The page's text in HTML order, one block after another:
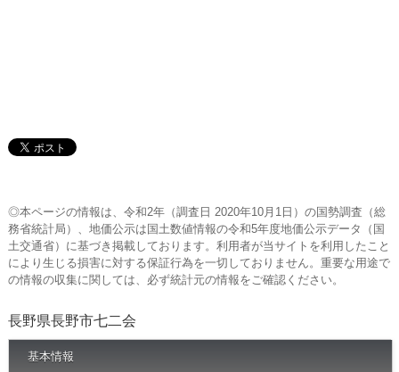
◎本ページの情報は、令和2年（調査日 2020年10月1日）の国勢調査（総
務省統計局）、地価公示は国土数値情報の令和5年度地価公示データ（国
土交通省）に基づき掲載しております。利用者が当サイトを利用したこと
により生じる損害に対する保証行為を一切しておりません。重要な用途で
の情報の収集に関しては、必ず統計元の情報をご確認ください。
長野県長野市七二会
基本情報